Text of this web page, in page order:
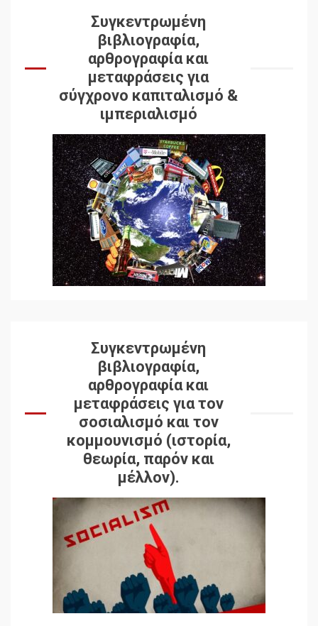
Συγκεντρωμένη
βιβλιογραφία,
αρθρογραφία και
μεταφράσεις για
σύγχρονο καπιταλισμό &
ιμπεριαλισμό
Συγκεντρωμένη
βιβλιογραφία,
αρθρογραφία και
μεταφράσεις για τον
σοσιαλισμό και τον
κομμουνισμό (ιστορία,
θεωρία, παρόν και
μέλλον).
Δωρεάν βιβλίο από το
Documento: Η μεγάλη
ληστεία και ο έλεγχος των
λαών
Η ένδεια της σοσιαλιστικής
σκέψης: Η